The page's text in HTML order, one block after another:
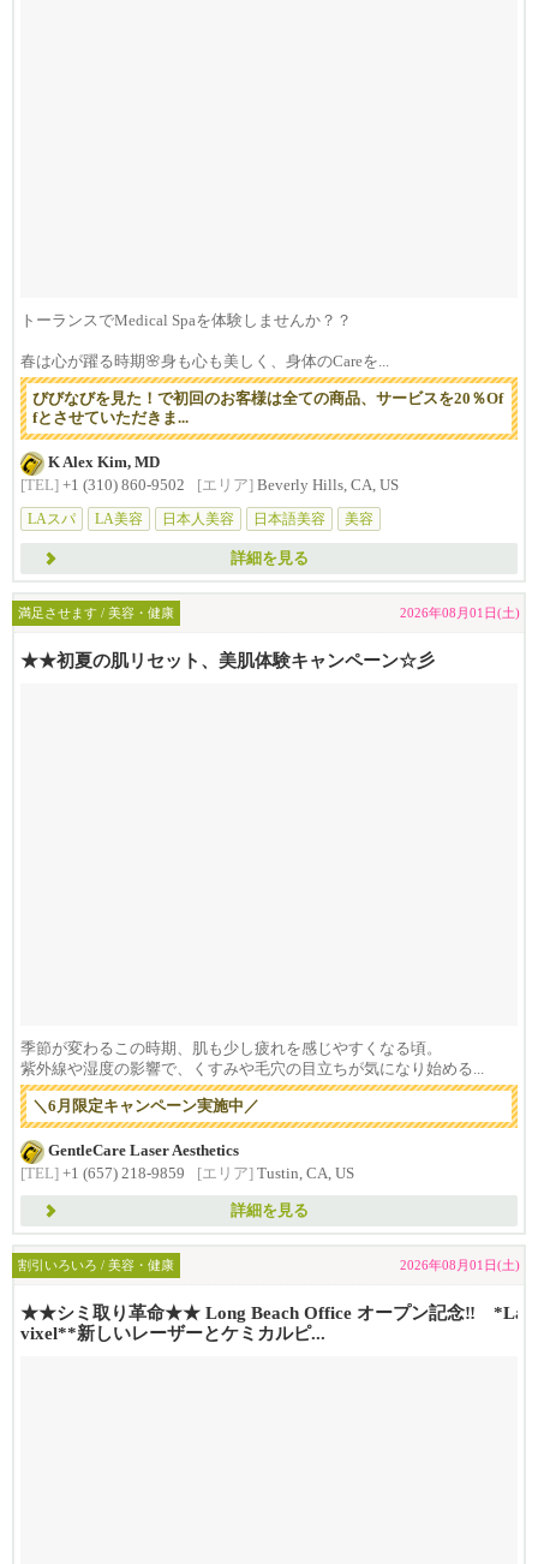
トーランスでMedical Spaを体験しませんか？？
春は心が躍る時期🌸身も心も美しく、身体のCareを...
びびなびを見た！で初回のお客様は全ての商品、サービスを20％Of
fとさせていただきま...
K Alex Kim, MD
[TEL] +1 (310) 860-9502 [エリア] Beverly Hills, CA, US
LAスパ
LA美容 日本人美容 日本語美容 美容
詳細を見る
満足させます / 美容・健康 2026年08月01日(土)
★★初夏の肌リセット、美肌体験キャンペーン☆彡
季節が変わるこの時期、肌も少し疲れを感じやすくなる頃。
紫外線や湿度の影響で、くすみや毛穴の目立ちが気になり始める...
＼6月限定キャンペーン実施中／
GentleCare Laser Aesthetics
[TEL] +1 (657) 218-9859 [エリア] Tustin, CA, US
詳細を見る
割引いろいろ / 美容・健康 2026年08月01日(土)
★★シミ取り革命★★ Long Beach Office オープン記念‼ *La
vixel**新しいレーザーとケミカルピ...